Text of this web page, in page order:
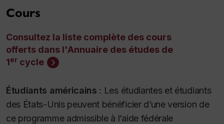
Cours
Consultez la liste complète des cours
offerts dans l'Annuaire des études de
1er cycle
Étudiants américains : Les étudiantes et étudiants
des États-Unis peuvent bénéficier d’une version de
ce programme admissible à l’aide fédérale